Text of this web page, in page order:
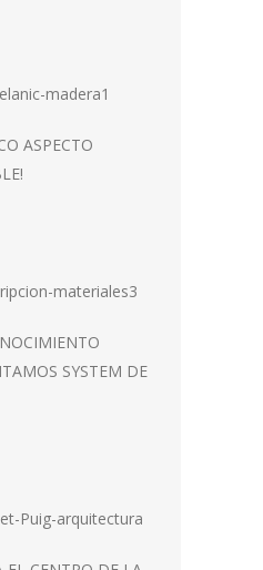
ASPECTO
SYSTEM DE